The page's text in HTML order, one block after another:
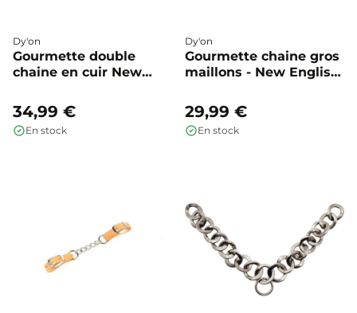
Dy'on
Gourmette double
chaine en cuir New
34,99 €
En stock
Dy'on
Gourmette chaine gros
maillons - New English
29,99 €
En stock